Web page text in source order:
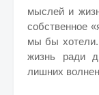
мыслей и
собственное
мы бы
жизнь ради
лишних